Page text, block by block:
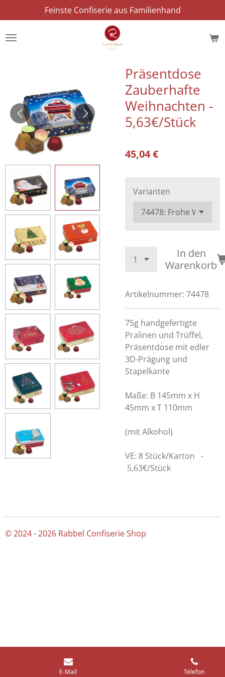
Hauptinhalt
springen
Feinste Confiserie aus Familienhand
Präsentdose
Zauberhafte
Weihnachten -
5,63€/Stück
45,04 €
Varianten
In den
Warenkorb
Artikelnummer: 74478
75g handgefertigte
Pralinen und Trüffel,
Präsentdose mit edler
3D-Prägung und
Stapelkante
Maße: B 145mm x H
45mm x T 110mm
(mit Alkohol)
VE: 8 Stück/Karton -
5,63€/Stück
© 2024 - 2026 Rabbel Confiserie Shop
E-Mail Telefon